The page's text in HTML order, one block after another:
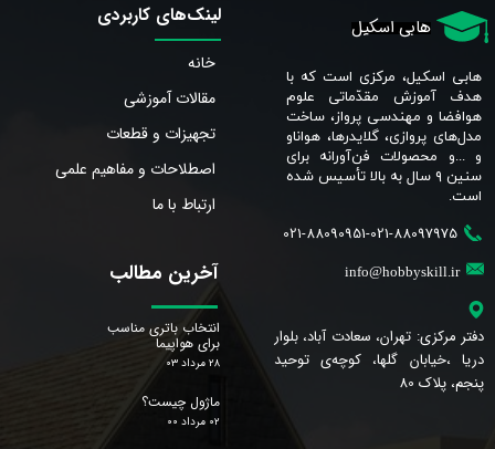
هابی اسکیل
هابی اسکیل، مرکزی است که با
هدف آموزش مقدّماتی علوم
هوافضا و مهندسی پرواز، ساخت
مدل‌های پروازی، گلایدرها، هواناو
و ...و محصولات فن‌آورانه برای
سنین ٩ سال به بالا تأسیس شده
است.​​​​​​​
021-88090951-021-88097975
info@hobbyskill.ir
دفتر مرکزی: تهران، سعادت آباد، بلوار
دریا ،خیابان گلها، کوچه‌ی توحید
پنجم، پلاک 80
لینک‌های کاربردی
خانه
مقالات آموزشی
تجهیزات و قطعات
اصطلاحات و مفاهیم علمی
ارتباط با ما
آخرین مطالب
انتخاب باتری مناسب
برای هواپیما
۲۸ مرداد ۰۳
ماژول چیست؟
۰۲ مرداد ۰۰